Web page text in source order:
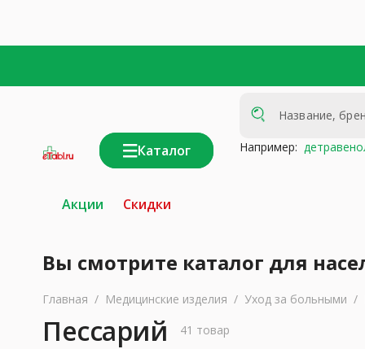
Каталог Например:
Акции Скидки
Вы смотрите каталог для
Главная / Медицинские изделия / Уход за больными /
Пессарий 41 товар